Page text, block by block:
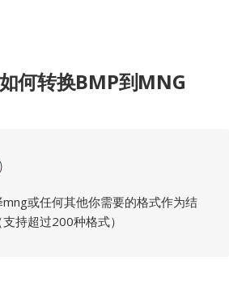
如何转换BMP到MNG
mng或任何其他你需要的格式作为结
持超过200种格式）